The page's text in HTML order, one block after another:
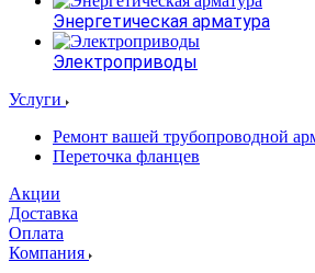
Энергетическая арматура
Электроприводы
Услуги
Ремонт вашей трубопроводной
Переточка фланцев
Акции
Доставка
Оплата
Компания